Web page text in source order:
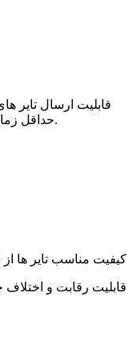
قابلیت ارسال تایر
حداقل زمان ممکن امکان پذیر می باشد.
کیفیت مناسب تایر ها
قابلیت رقابت و